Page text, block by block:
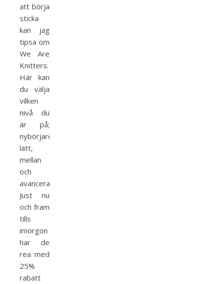
att börja
sticka
kan jag
tipsa om
We Are
Knitters.
Här kan
du välja
vilken
nivå du
är på;
nybörjare,
lätt,
mellan
och
avancerat.
Just nu
och fram
tills
imorgon
har de
rea med
25%
rabatt